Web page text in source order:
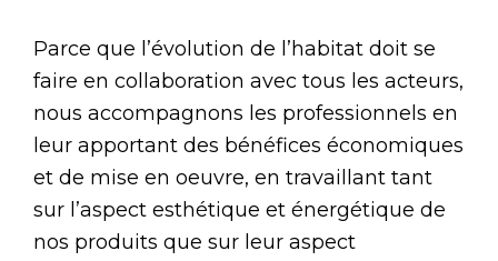
Parce que l’évolution de l’habitat doit se
faire en collaboration avec tous les acteurs,
nous accompagnons les professionnels en
leur apportant des bénéfices économiques
et de mise en oeuvre, en travaillant tant
sur l’aspect esthétique et énergétique de
nos produits que sur leur aspect